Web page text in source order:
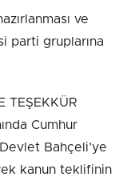
ve
parti gruplarına
TEŞEKKÜR
Cumhur
Bahçeli’ye
kanun teklifinin